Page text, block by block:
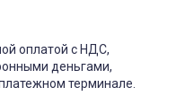
оплатой с НДС,
деньгами,
терминале.